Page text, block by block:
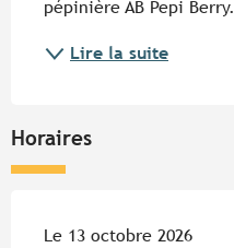
pépinière AB Pepi Berry.
Lire la suite
Horaires
Le 13 octobre 2026